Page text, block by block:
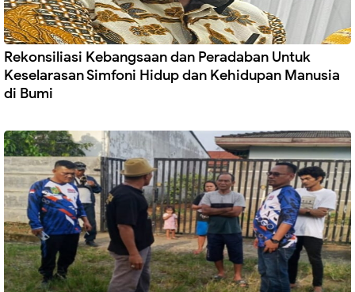
Rekonsiliasi Kebangsaan dan Peradaban Untuk
Keselarasan Simfoni Hidup dan Kehidupan Manusia
di Bumi